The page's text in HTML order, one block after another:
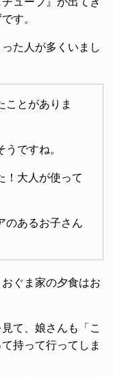
す。
た人が多くいまし
ことがありま
ですね。
！大人が使って
のあるお子さん
ぐま家の夕食はお
て、娘さんも「こ
持って行ってしま